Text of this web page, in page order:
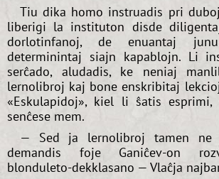
Tiu dika homo instruadis pri
liberigi la instituton disde
dorlotinfanoj, de enuantaj
determinintaj siajn kapablojn. Li
serĉado, aludadis, ke neniaj
lernolibroj kaj bone enskribitaj
«Eskulapidoj», kiel li ŝatis
senĉese mem.
— Sed ja lernolibroj tamen ne
demandis foje Ganiĉev-on
blonduleto-dekklasano — Vlaĉja